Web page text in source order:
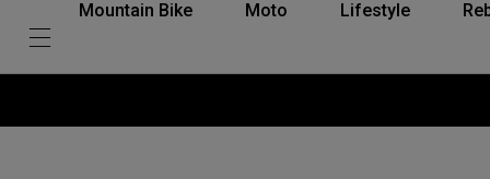
Mountain Bike Moto Lifestyle